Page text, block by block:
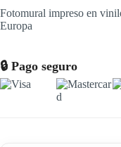
Fotomural impreso en
Europa
🔒 Pago seguro